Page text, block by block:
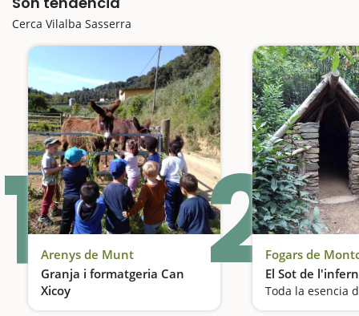
Cerca Vilalba Sasserra
1Arenys de Munt
Granja i formatgeria Can
Xicoy
Convivimos con animales de granja y aprendemos a hacer quesos
2Fogars de
El Sot de l'infern
Toda la esencia